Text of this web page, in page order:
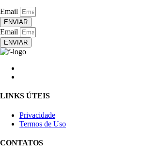
Email
ENVIAR
Email
ENVIAR
LINKS ÚTEIS
Privacidade
Termos de Uso
CONTATOS